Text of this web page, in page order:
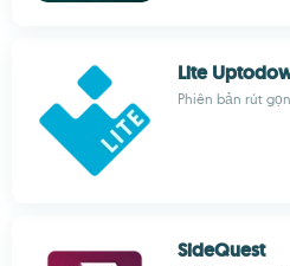
Lite
Phiên bản rút
SideQuest